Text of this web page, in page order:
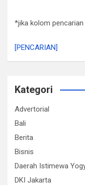
*jika kolom
[PENCARIAN]
Kategori
Advertorial
Bali
Berita
Bisnis
Daerah Istimewa
DKI Jakarta